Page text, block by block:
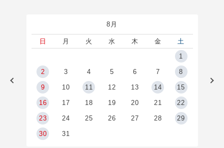
8月
日 月 火 水 木 金
土
1
2 3 4 5 6 7 8
9 10 11 12 13 14 15
16 17 18 19 20 21 22
23 24 25 26 27 28 29
30 31